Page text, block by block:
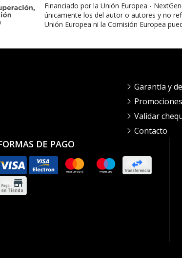
Financiado por la Unión Europea -
únicamente los del autor o autores y no
Unión Europea ni la Comisión Europea
DE PAGO
Garantía y
Validar
Contacto